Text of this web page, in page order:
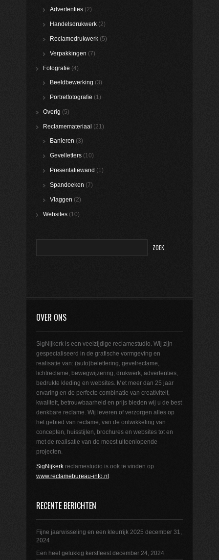
Advertenties (2)
Handelsdrukwerk (2)
Reclamedrukwerk (5)
Verpakkingen (7)
Fotografie (4)
Beeldbewerking (3)
Portretfotografie (1)
Overig (5)
Reclamemateriaal (21)
Banieren (3)
Gevelletters (10)
Presentatiewand (1)
Spandoeken (7)
Vlaggen (2)
Websites (10)
OVER ONS
SigNijkerk is een veelzijdige reclamestudio. Wij zijn
gespecialiseerd in de grafische vormgeving en
realisatie van: (auto)belettering, gevelreclame,
lichtreclame, bewegwijzering, drukwerk, advertenties,
bedrukte kleding en websites. Met meer dan 25 jaar
ervaring en de perfecte combinatie van creativiteit,
kwaliteit, betrouwbaarheid en prijs bieden wij u de best
denkbare reclame. Wij leveren of verzorgen alles op
het gebied van reclame, van de ontwikkeling van
concepten, huisstijlen, brochures en websites tot en
met de realisatie van de meest uiteenlopende
projecten.
SigNijkerk reclamestudio is ook te vinden op
www.reclamebureau-info.nl .
RECENTE BERICHTEN
Fijne jaarwisseling en een kleurrijk 2025 december 31,
2024
Een heel gelukkig kerstfeest december 24, 2024